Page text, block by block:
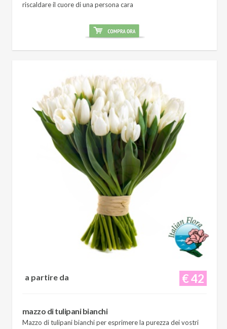
riscaldare il cuore di una persona cara
€ 42
a partire da
mazzo di tulipani bianchi
Mazzo di tulipani bianchi per esprimere la purezza dei vostri